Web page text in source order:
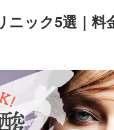
ック5選｜料